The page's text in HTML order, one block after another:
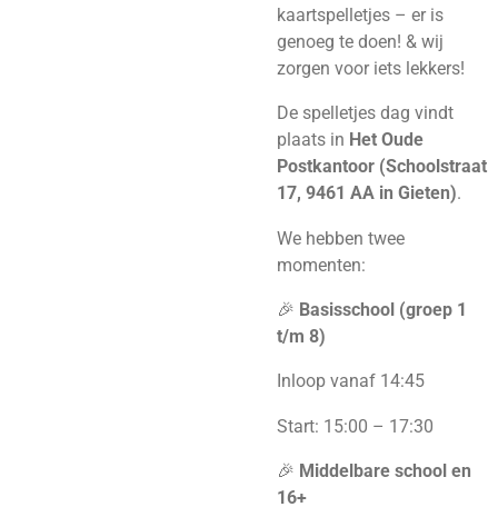
kaartspelletjes – er is
genoeg te doen! & wij
zorgen voor iets lekkers!
De spelletjes dag vindt
plaats in Het Oude
Postkantoor (Schoolstraat
17, 9461 AA in Gieten).
We hebben twee
momenten:
🎉 Basisschool (groep 1
t/m 8)
Inloop vanaf 14:45
Start: 15:00 – 17:30
🎉 Middelbare school en
16+